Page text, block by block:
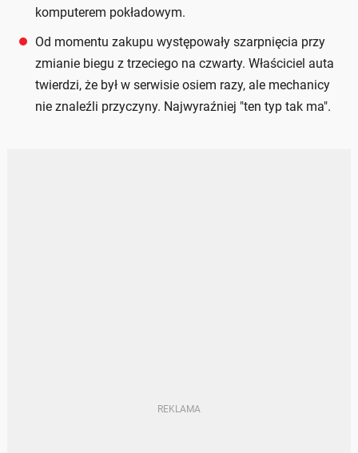
komputerem pokładowym.
Od momentu zakupu występowały szarpnięcia przy
zmianie biegu z trzeciego na czwarty. Właściciel auta
twierdzi, że był w serwisie osiem razy, ale mechanicy
nie znaleźli przyczyny. Najwyraźniej "ten typ tak ma".